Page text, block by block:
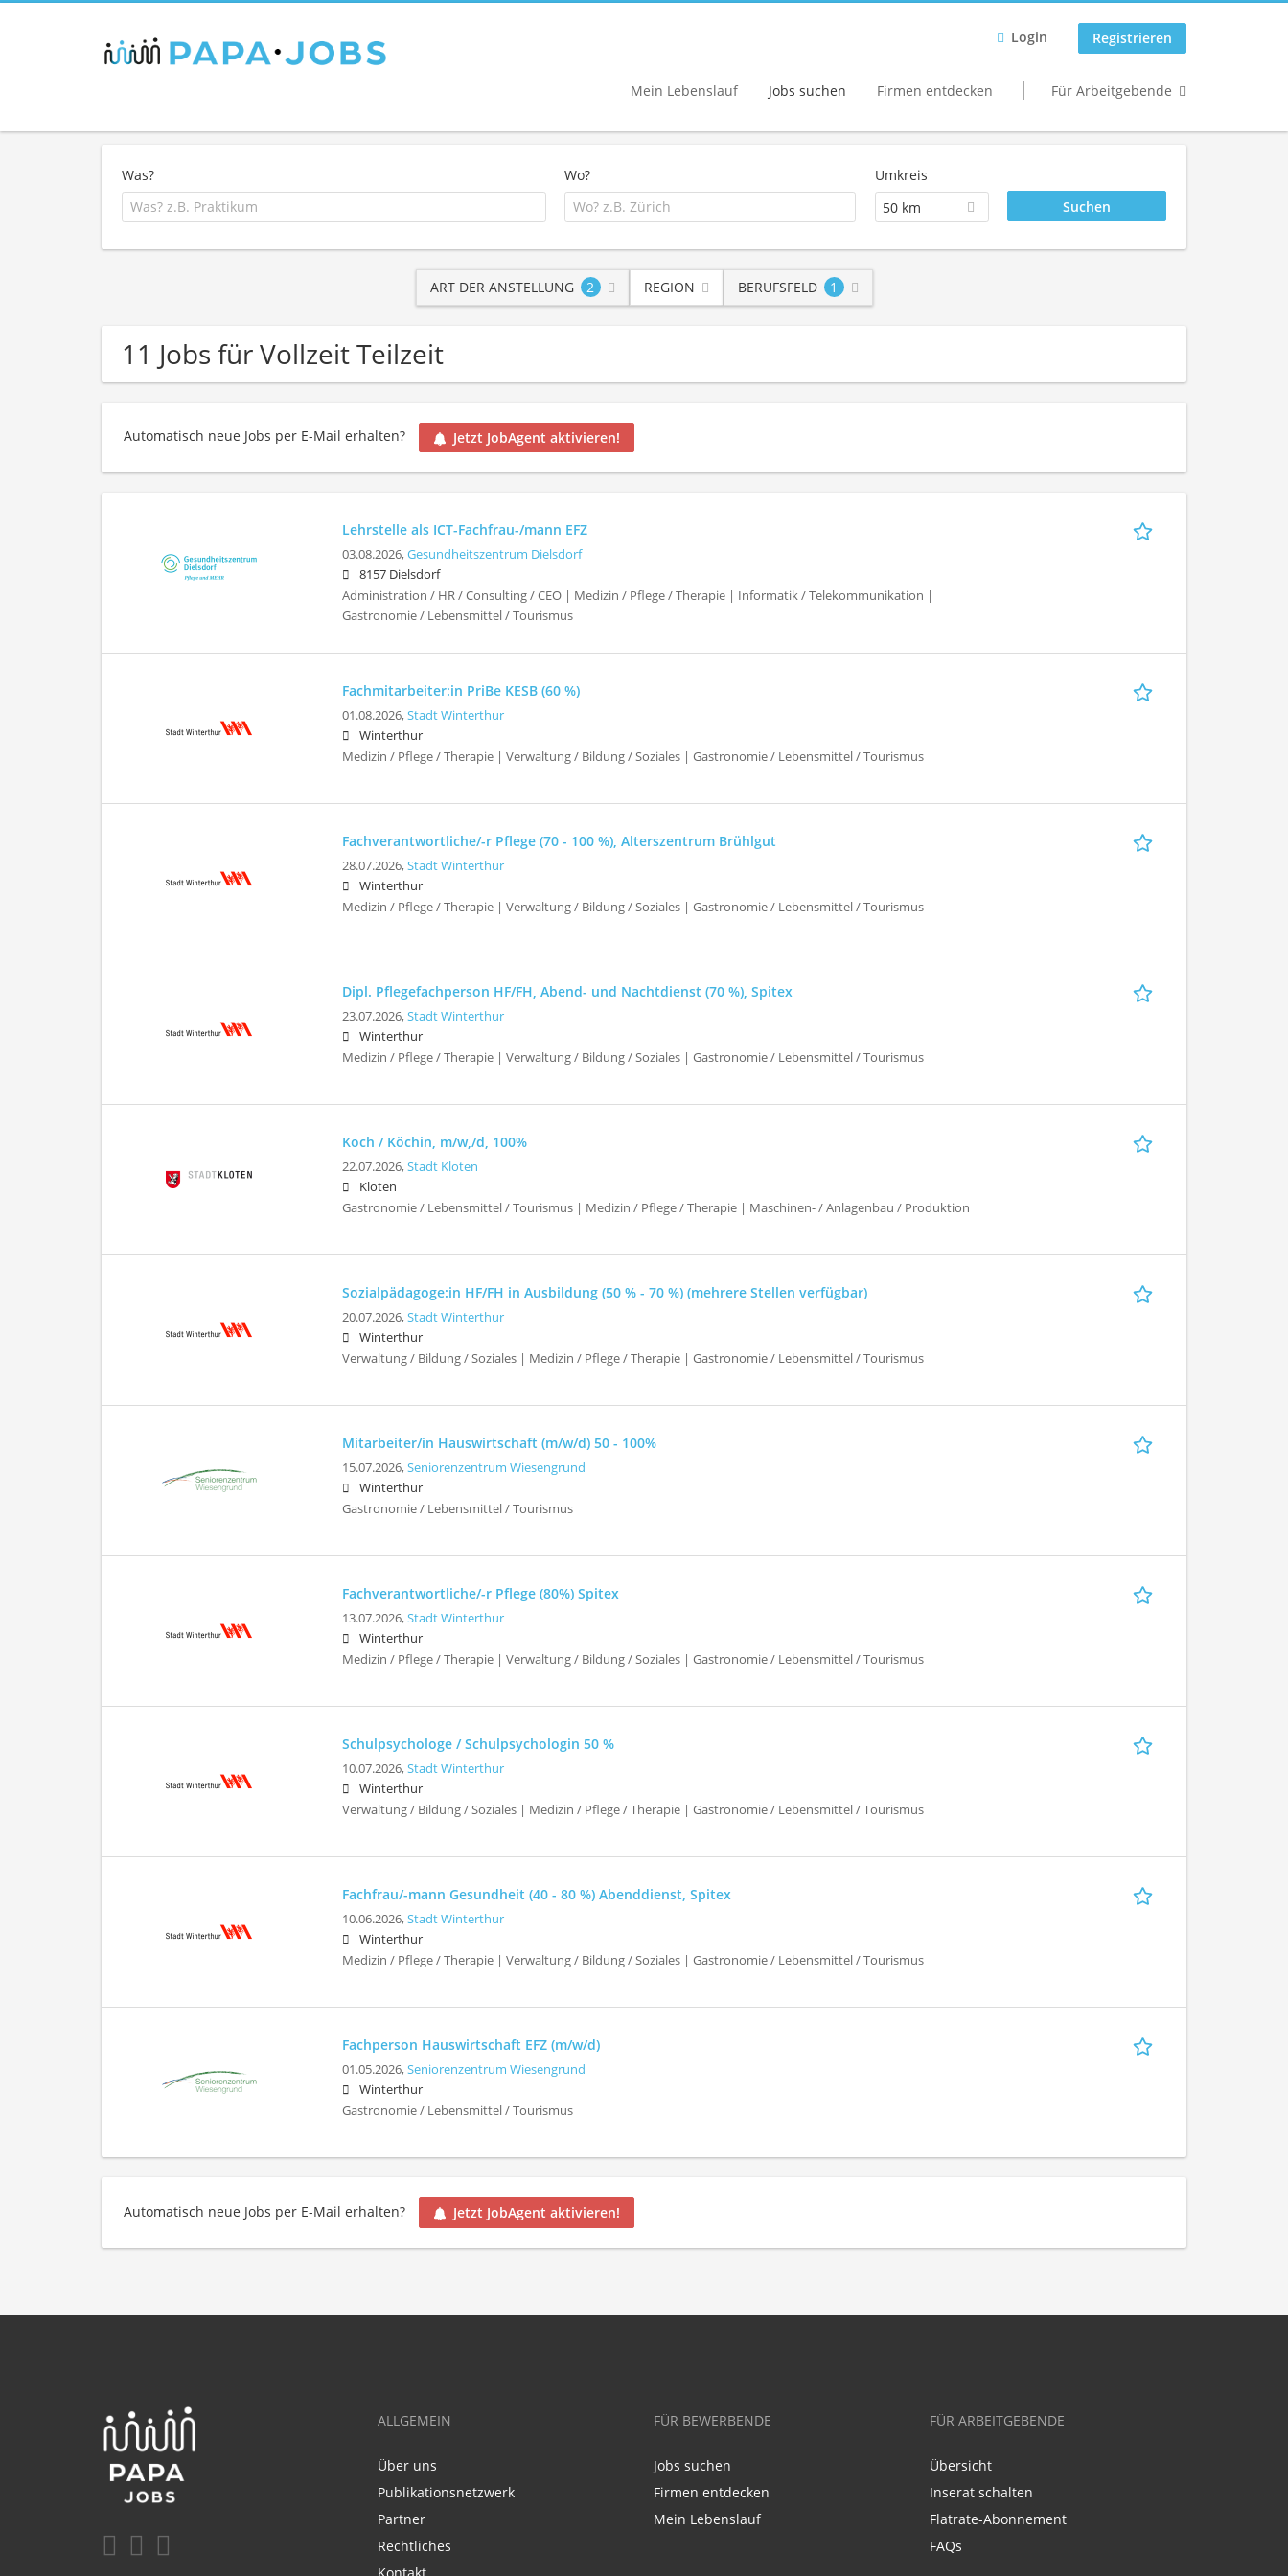
Login Registrieren
Mein Lebenslauf Jobs suchen Firmen entdecken Für Arbeitgebende
Was? Wo?
Umkreis
50 km
ART DER ANSTELLUNG 2 REGION BERUFSFELD 1
11 Jobs für Vollzeit Teilzeit
Automatisch neue Jobs per E-Mail erhalten? Jetzt JobAgent aktivieren!
Lehrstelle als ICT-Fachfrau-/mann EFZ
03.08.2026,Gesundheitszentrum Dielsdorf
8157 Dielsdorf
Administration / HR / Consulting / CEO | Medizin / Pflege / Therapie | Informatik / Telekommunikation |
Gastronomie / Lebensmittel / Tourismus
Fachmitarbeiter:in PriBe KESB (60 %)
01.08.2026,Stadt Winterthur
Winterthur
Medizin / Pflege / Therapie | Verwaltung / Bildung / Soziales | Gastronomie / Lebensmittel / Tourismus
Fachverantwortliche/-r Pflege (70 - 100 %), Alterszentrum Brühlgut
28.07.2026,Stadt Winterthur
Winterthur
Medizin / Pflege / Therapie | Verwaltung / Bildung / Soziales | Gastronomie / Lebensmittel / Tourismus
Dipl. Pflegefachperson HF/FH, Abend- und Nachtdienst (70 %), Spitex
23.07.2026,Stadt Winterthur
Winterthur
Medizin / Pflege / Therapie | Verwaltung / Bildung / Soziales | Gastronomie / Lebensmittel / Tourismus
Koch / Köchin, m/w,/d, 100%
22.07.2026,Stadt Kloten
Kloten
Gastronomie / Lebensmittel / Tourismus | Medizin / Pflege / Therapie | Maschinen- / Anlagenbau / Produktion
Sozialpädagoge:in HF/FH in Ausbildung (50 % - 70 %) (mehrere Stellen verfügbar)
20.07.2026,Stadt Winterthur
Winterthur
Verwaltung / Bildung / Soziales | Medizin / Pflege / Therapie | Gastronomie / Lebensmittel / Tourismus
Mitarbeiter/in Hauswirtschaft (m/w/d) 50 - 100%
15.07.2026,Seniorenzentrum Wiesengrund
Winterthur
Gastronomie / Lebensmittel / Tourismus
Fachverantwortliche/-r Pflege (80%) Spitex
13.07.2026,Stadt Winterthur
Winterthur
Medizin / Pflege / Therapie | Verwaltung / Bildung / Soziales | Gastronomie / Lebensmittel / Tourismus
Schulpsychologe / Schulpsychologin 50 %
10.07.2026,Stadt Winterthur
Winterthur
Verwaltung / Bildung / Soziales | Medizin / Pflege / Therapie | Gastronomie / Lebensmittel / Tourismus
Fachfrau/-mann Gesundheit (40 - 80 %) Abenddienst, Spitex
10.06.2026,Stadt Winterthur
Winterthur
Medizin / Pflege / Therapie | Verwaltung / Bildung / Soziales | Gastronomie / Lebensmittel / Tourismus
Fachperson Hauswirtschaft EFZ (m/w/d)
01.05.2026,Seniorenzentrum Wiesengrund
Winterthur
Gastronomie / Lebensmittel / Tourismus
Automatisch neue Jobs per E-Mail erhalten? Jetzt JobAgent aktivieren!
ALLGEMEIN
Über uns
Publikationsnetzwerk
Partner
Rechtliches
FÜR BEWERBENDE
Jobs suchen
Firmen entdecken
Mein Lebenslauf
FÜR ARBEITGEBENDE
Übersicht
Inserat schalten
Flatrate-Abonnement
FAQs